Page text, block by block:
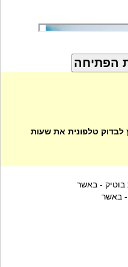
לבדוק טלפונית את שעות
בוטיק - באשר
- באשר